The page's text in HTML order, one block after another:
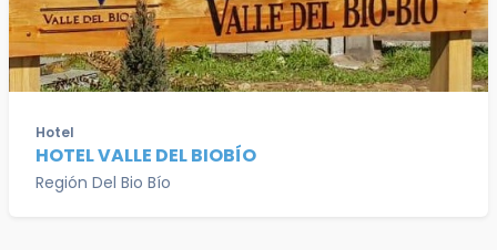
Hotel
HOTEL VALLE DEL BIOBÍO
Región Del Bio Bío